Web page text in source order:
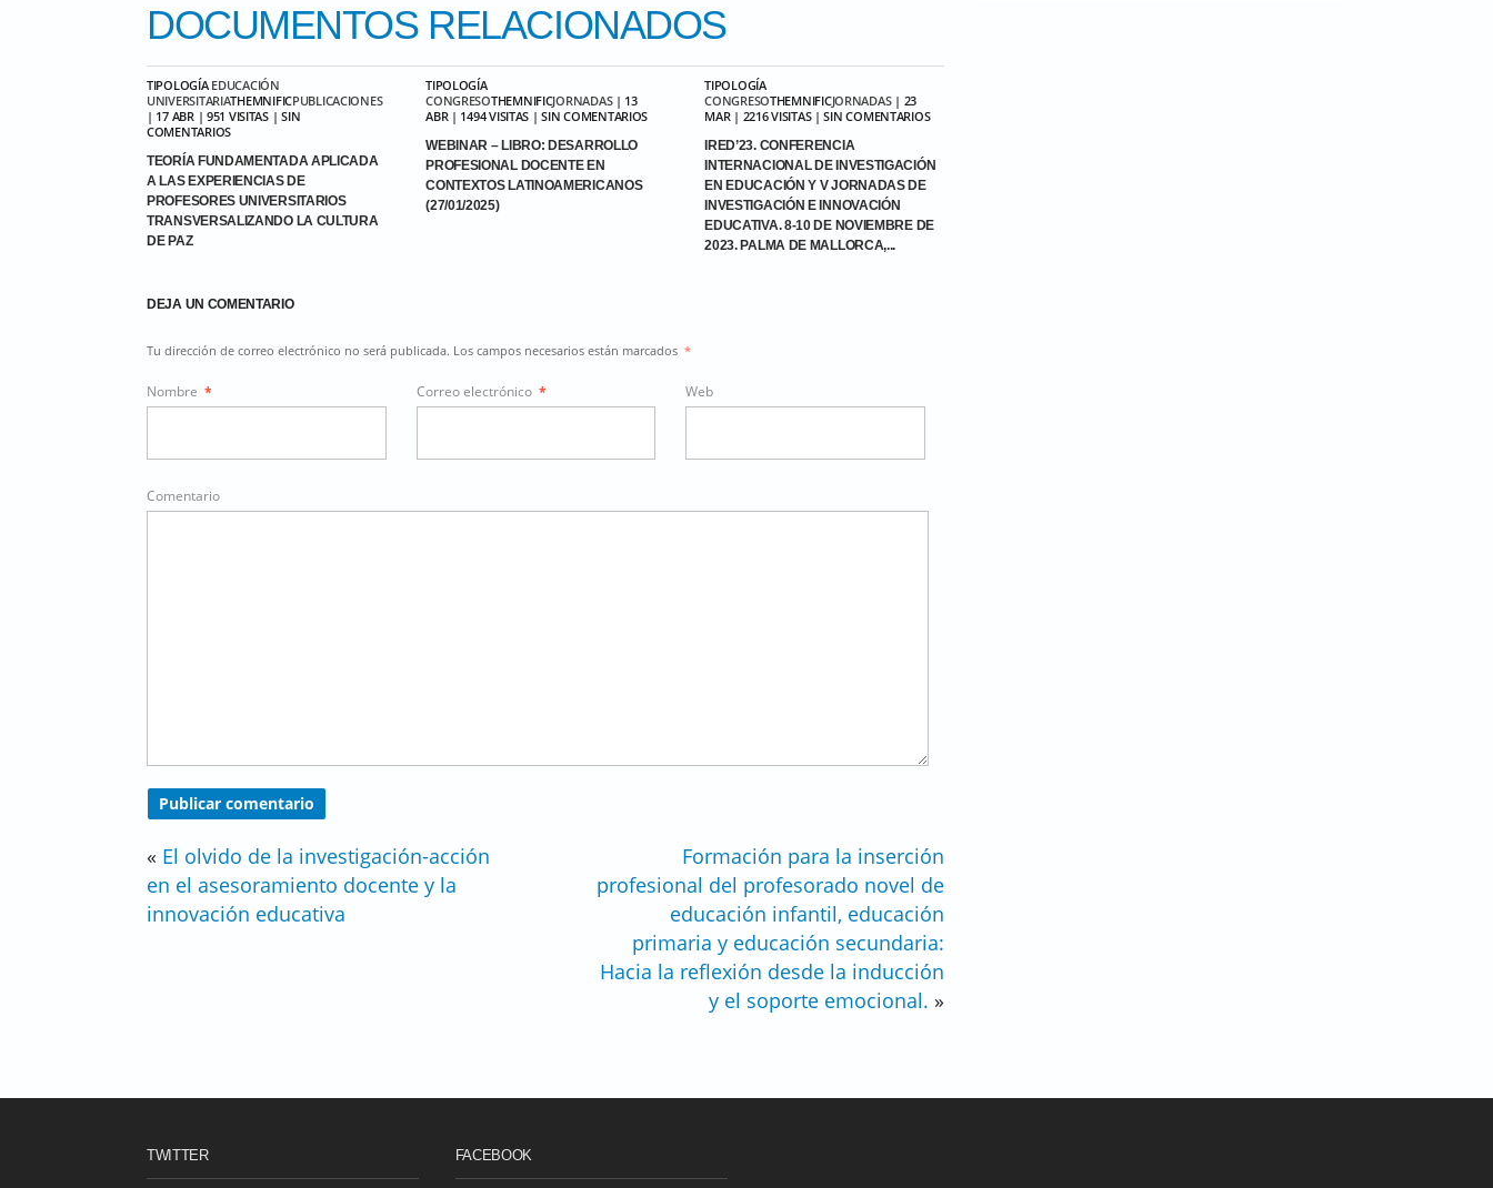
DOCUMENTOSRELACIONADOS
TIPOLOGÍA EDUCACIÓN
UNIVERSITARIATHEMNIFICPUBLICACIONES
| 17 ABR | 951 VISITAS | SIN
COMENTARIOS
TEORÍA FUNDAMENTADA APLICADA
A LAS EXPERIENCIAS DE
PROFESORES UNIVERSITARIOS
TRANSVERSALIZANDO LA CULTURA
DE PAZ
TIPOLOGÍA
CONGRESOTHEMNIFICJORNADAS| 13
ABR | 1494 VISITAS | SIN COMENTARIOS
WEBINAR – LIBRO: DESARROLLO
PROFESIONAL DOCENTE EN
CONTEXTOS LATINOAMERICANOS
(27/01/2025)
TIPOLOGÍA
CONGRESOTHEMNIFICJORNADAS| 23
MAR | 2216 VISITAS | SIN COMENTARIOS
IRED’23. CONFERENCIA
INTERNACIONAL DE INVESTIGACIÓN
EN EDUCACIÓN Y V JORNADAS DE
INVESTIGACIÓN E INNOVACIÓN
EDUCATIVA. 8-10 DE NOVIEMBRE DE
2023. PALMA DE MALLORCA,...
DEJA UN COMENTARIO
Tu dirección de correo electrónico no será publicada. Los campos necesarios están marcados *
Nombre * Correo electrónico * Web
Comentario
« El olvido de la investigación-acción
en el asesoramiento docente y la
innovación educativa
Formación para la inserción
profesional del profesorado novel de
educación infantil, educación
primaria y educación secundaria:
Hacia la reflexión desde la inducción
y el soporte emocional. »
TWITTER FACEBOOK